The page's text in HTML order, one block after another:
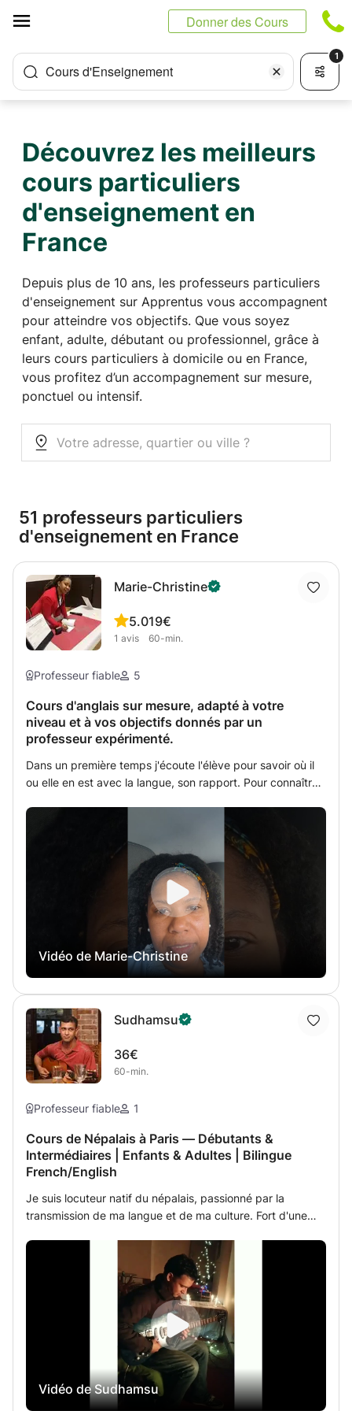
Donner des Cours
Cours d'Enseignement
1
Découvrez les meilleurs
cours particuliers
d'enseignement en
France
Depuis plus de 10 ans, les professeurs particuliers
d'enseignement sur Apprentus vous accompagnent
pour atteindre vos objectifs. Que vous soyez
enfant, adulte, débutant ou professionnel, grâce à
leurs cours particuliers à domicile ou en France,
vous profitez d’un accompagnement sur mesure,
ponctuel ou intensif.
51 professeurs particuliers
d'enseignement en France
Marie-Christine
5.0
1 avis
19€
60-min.
Professeur fiable 5
Cours d'anglais sur mesure, adapté à votre
niveau et à vos objectifs donnés par un
professeur expérimenté.
Dans un première temps j'écoute l'élève pour savoir où il
ou elle en est avec la langue, son rapport. Pour connaître
elle se projete et voit l'outil qu'est la langue. Ensuite je
l'évalue sur plusieurs aspects orale, écrit, compréhension
orale. Puis je détermine un programme à partir de ses
difficultés et lacunes relevées. Je lui expose ce que j'ai
relevé et ce sur quoi je lui propose que nous travaillons et
si il ou elle est d'accord.
Vidéo de Marie-Christine
Sudhamsu
36€
60-min.
Professeur fiable 1
Cours de Népalais à Paris — Débutants &
Intermédiaires | Enfants & Adultes | Bilingue
French/English
Je suis locuteur natif du népalais, passionné par la
transmission de ma langue et de ma culture. Fort d'une
propose des cours individuels adaptés à votre niveau et à
vos objectifs. Que vous souhaitiez apprendre le népalais
pour voyager au Népal, communiquer avec votre famille
ou vos proches, approfondir votre connaissance de la
culture népalaise, ou simplement découvrir une nouvelle
langue, mes cours sont faits pour vous. Ce que je
propose: Des cours entièrement personnalisés, construits
autour de vos besoins et de votre rythme
d'apprentissage. 🗣️ Expression orale et conversation du
quotidien ✍️ Écriture et lecture de l'alphabet devanagari
Vidéo de Sudhamsu